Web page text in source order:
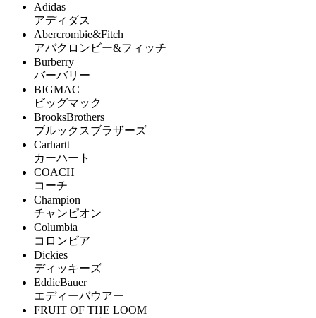
Adidas
アディダス
Abercrombie&Fitch
アバクロンビー&フィッチ
Burberry
バーバリー
BIGMAC
ビッグマック
BrooksBrothers
ブルックスブラザーズ
Carhartt
カーハート
COACH
コーチ
Champion
チャンピオン
Columbia
コロンビア
Dickies
ディッキーズ
EddieBauer
エディーバウアー
FRUIT OF THE LOOM